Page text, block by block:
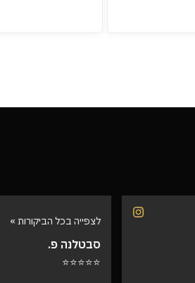
לצפייה בכל הביקורות »
סבטלנה פ.
⭐⭐⭐⭐⭐